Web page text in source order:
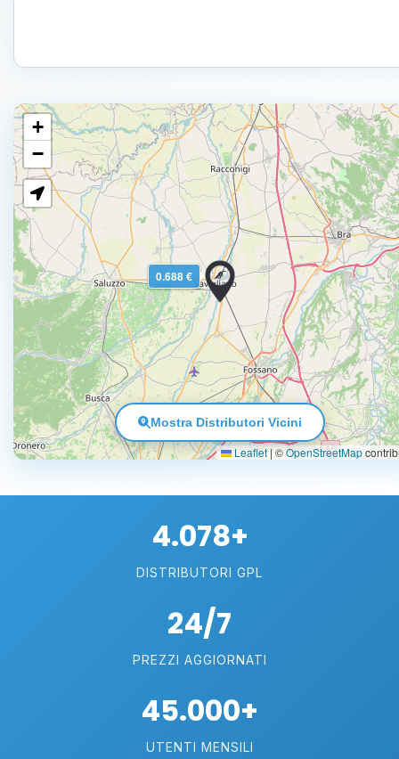
0.688 €
+
−
Leaflet | ©OpenStreetMap
Mostra Distributori Vicini
4.078+
DISTRIBUTORI GPL
24/7
PREZZI AGGIORNATI
45.000+
UTENTI MENSILI